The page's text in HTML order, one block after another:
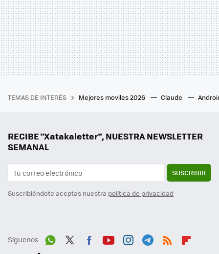
TEMAS DE INTERÉS Mejores moviles 2026 Claude
RECIBE "Xatakaletter", NUESTRA NEWSLETTER
SEMANAL
SUSCRIBIR
Suscribiéndote aceptas nuestra política de privacidad
Síguenos